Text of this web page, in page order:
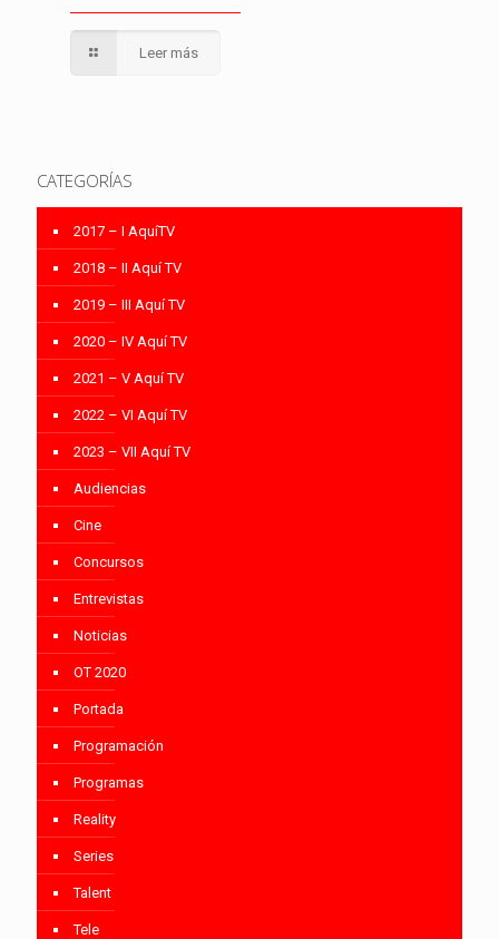
Leer más
CATEGORÍAS
2017 – I AquíTV
2018 – II Aquí TV
2019 – III Aquí TV
2020 – IV Aquí TV
2021 – V Aquí TV
2022 – VI Aquí TV
2023 – VII Aquí TV
Audiencias
Cine
Concursos
Entrevistas
Noticias
OT 2020
Portada
Programación
Programas
Reality
Series
Talent
Tele